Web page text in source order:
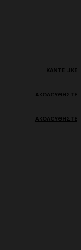
ΚΆΝΤΕ LIKE
ΑΚΟΛΟΥΘΉΣΤΕ
ΑΚΟΛΟΥΘΉΣΤΕ